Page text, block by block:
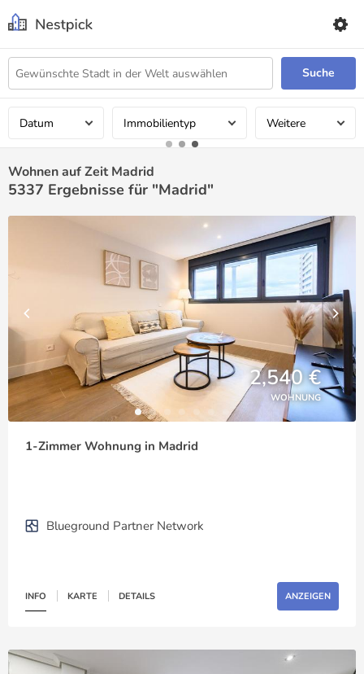
Suche
Datum Immobilientyp Weitere
Wohnen auf Zeit Madrid
5337 Ergebnisse für "Madrid"
2,540 €
WOHNUNG
1-Zimmer Wohnung in Madrid
Blueground Partner Network
INFO KARTE DETAILS ANZEIGEN